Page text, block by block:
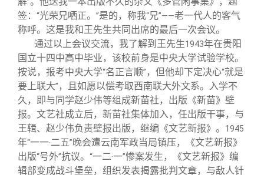
”
签： “光荣兄哂正。 ”是的，称我“兄”——老一代人的客气
称呼。这是我和王先生共同出席的最后一次会议。
通过以上会议交流，我了解到王先生1943年在贵阳
国立十四中高中毕业，该校前身是中央大学试验学校。
按说，报考中央大学“名正言顺” ，但他却下定决心“就是
要上联大” ，且如愿以偿考取西南联大外文系。入学不
久，即与同学赵少伟等组成新苗社，出版《新苗》壁
报。文艺社成立后，新苗社集体加入，任出版干事，与
王辑、赵少伟负责壁报出版，继编《文艺新报》。
1945
年“一一·二五”晚会遭云南军政当局镇压，《文艺新报》
出版“号外”抗议。 “一二·一”惨案发生，《文艺新报》编
辑部变成战斗堡垒，组织发表揭露批判文章，与敌人针